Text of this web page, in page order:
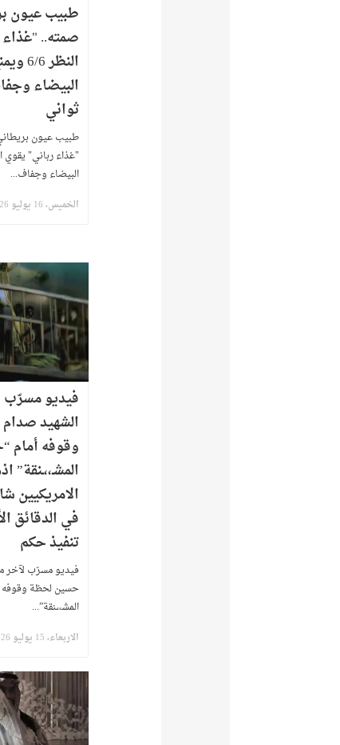
طبيب عيون
صمته..
النظر
البيضاء
ثواني
طبيب عيون
البيضاء وجفاف...
الخميس، 16 يوليو 2026 الساعة 9:43 ص
​فيديو مسرّب
الشهيد
وقوفه أمام
المشـ،،ـنقة”
الامريكيين
في الدقائق
تنفيذ حكم
​فيديو مسرّب لآخر
حسين لحظة وقوفه
المشـ،،ـنقة”...
الاربعاء، 15 يوليو 2026 الساعة 1:27 ص